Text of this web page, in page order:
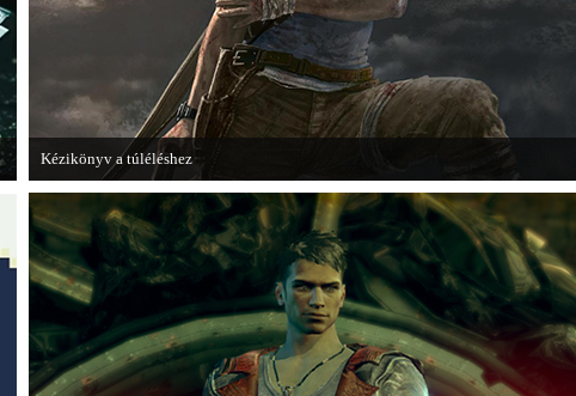
Kézikönyv a túléléshez
A Tomb Raider sem ússza meg a manapság már kötelező videosorozatot.